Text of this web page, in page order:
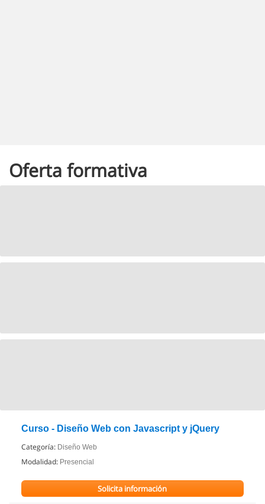
Oferta formativa
Curso - Diseño Web con Javascript y jQuery
Categoría: Diseño Web
Modalidad: Presencial
Solicita información